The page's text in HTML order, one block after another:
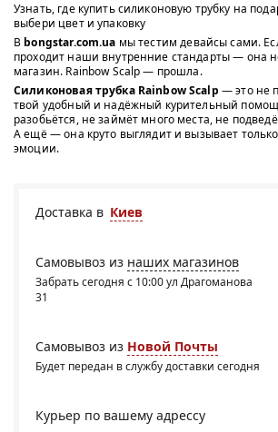
Узнать, где купить силиконовую трубку на
выбери цвет и упаковку
В bongstar.com.ua мы тестим девайсы сами.
проходит наши внутренние стандарты — она
магазин. Rainbow Scalp — прошла.
Силиконовая трубка Rainbow Scalp — это не
твой удобный и надёжный курительный
разобьётся, не займёт много места, не
А ещё — она круто выглядит и вызывает
эмоции.
Доставка в Киев
Самовывоз из наших магазинов
Забрать сегодня с 10:00 ул Драгоманова
31
Самовывоз из Новой Почты
Будет передан в службу доставки сегодня
Курьер по вашему адрессу